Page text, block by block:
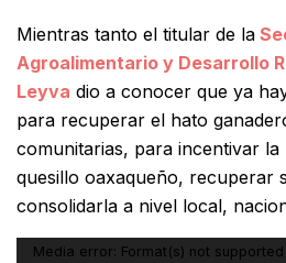
Mientras tanto el titular de la
Agroalimentario y Desarrollo
Leyva dio a conocer que ya
para recuperar el hato
comunitarias, para incentivar
quesillo oaxaqueño, recuperar
consolidarla a nivel local,
Reproductor
Media error: Format(s) not